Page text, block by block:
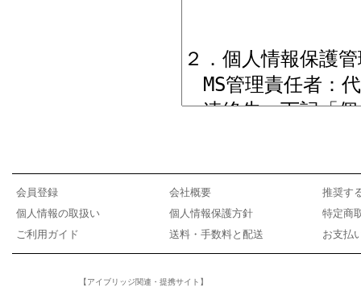
会員登録 会社概要
推奨す
個人情報の取扱い
個人情報保護方針
特定商
ご利用ガイド
送料・手数料と配送 お支払
【アイブリッジ関連・提携サイト】